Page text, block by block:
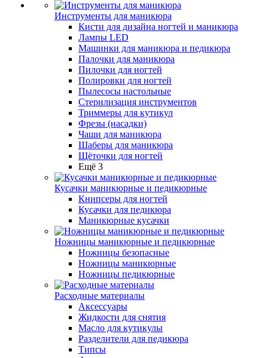
Инструменты для маникюра
Кисти для дизайна ногтей и маникюра
Лампы LED
Машинки для маникюра и педикюра
Палочки для маникюра
Пилочки для ногтей
Полировки для ногтей
Пылесосы настольные
Стерилизация инструментов
Триммеры для кутикул
Фрезы (насадки)
Чаши для маникюра
Шаберы для маникюра
Щёточки для ногтей
Ещё 3
Кусачки маникюрные и педикюрные
Книпсеры для ногтей
Кусачки для педикюра
Маникюрные кусачки
Ножницы маникюрные и педикюрные
Ножницы безопасные
Ножницы маникюрные
Ножницы педикюрные
Расходные материалы
Аксессуары
Жидкости для снятия
Масло для кутикулы
Разделители для педикюра
Типсы